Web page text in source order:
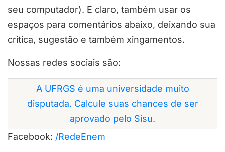
seu computador). E claro, também usar os
espaços para comentários abaixo, deixando sua
critica, sugestão e também xingamentos.
Nossas redes sociais são:
A UFRGS é uma universidade muito
disputada. Calcule suas chances de ser
aprovado pelo Sisu.
Facebook: /RedeEnem